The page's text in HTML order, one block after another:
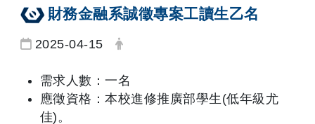
財務金融系誠徵專案工讀生乙名
日期：
2025-04-15 發布者：
需求人數：一名
應徵資格：本校進修推廣部學生(低年級尤
佳)。